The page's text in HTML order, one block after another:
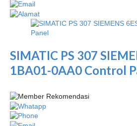
SIMATIC PS 307
1BA01-0AA0 Control